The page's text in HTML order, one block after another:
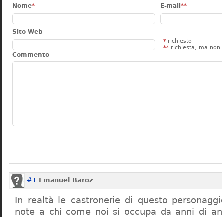
Nome* E-mail **
Sito Web
* richiesto
** richiesta, ma non
Commento
#1 Emanuel Baroz
In realtà le castronerie di questo
note a chi come noi si occupa da anni di